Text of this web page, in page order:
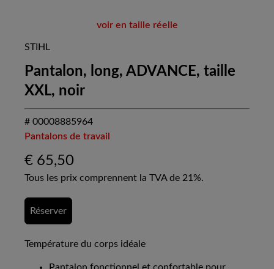
voir en taille réelle
STIHL
Pantalon, long, ADVANCE, taille
XXL, noir
# 00008885964
Pantalons de travail
€ 65,50
Tous les prix comprennent la TVA de 21%.
Réserver
Température du corps idéale